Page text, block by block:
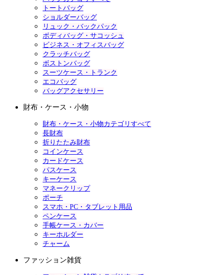
トートバッグ
ショルダーバッグ
リュック・バックパック
ボディバッグ・サコッシュ
ビジネス・オフィスバッグ
クラッチバッグ
ボストンバッグ
スーツケース・トランク
エコバッグ
バッグアクセサリー
財布・ケース・小物
財布・ケース・小物カテゴリすべて
長財布
折りたたみ財布
コインケース
カードケース
パスケース
キーケース
マネークリップ
ポーチ
スマホ・PC・タブレット用品
ペンケース
手帳ケース・カバー
キーホルダー
チャーム
ファッション雑貨